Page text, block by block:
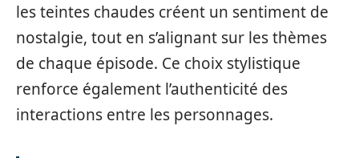
les teintes chaudes créent un sentiment de
nostalgie, tout en s’alignant sur les thèmes
de chaque épisode. Ce choix stylistique
renforce également l’authenticité des
interactions entre les personnages.